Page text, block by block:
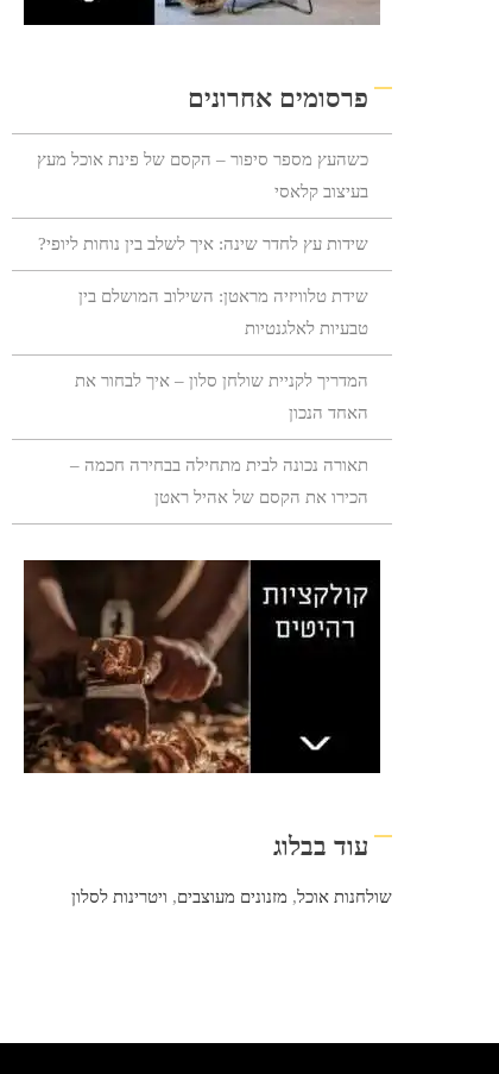
פרסומים אחרונים
כשהעץ מספר סיפור – הקסם של פינת אוכל מעץ
בעיצוב קלאסי
שידות עץ לחדר שינה: איך לשלב בין נוחות ליופי?
שידת טלוויזיה מראטן: השילוב המושלם בין
טבעיות לאלגנטיות
המדריך לקניית שולחן סלון – איך לבחור את
האחד הנכון
תאורה נכונה לבית מתחילה בבחירה חכמה –
הכירו את הקסם של אהיל ראטן
עוד בבלוג
שולחנות אוכל, מזנונים מעוצבים, ויטרינות לסלון